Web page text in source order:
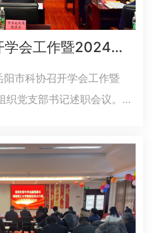
岳阳市科协召开学会工作暨2024年度所属社会组织党支部书记述职会议
市科协召开学会工作暨
党支部书记述职会议。各
责人共40余人参会，市科
市科协社会组织行业党委
。 会…